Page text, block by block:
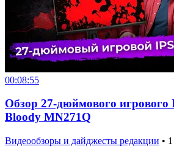
00:08:55
Обзор 27-дюймового игрового
Bloody MN271Q
Видеообзоры и дайджесты редакции •